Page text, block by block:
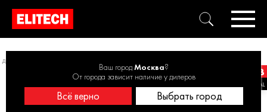
Ваш городМосква?
От города зависит наличие у дилеров
Всё верно Выбрать город
1-3 шт.